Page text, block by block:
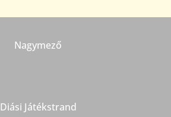
Nagymező
Diási Játékstrand